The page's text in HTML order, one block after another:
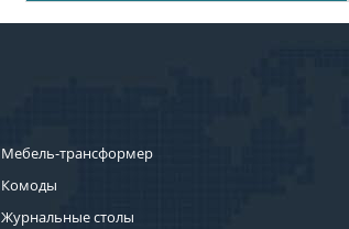
Мебель-трансформер
Комоды
Журнальные столы